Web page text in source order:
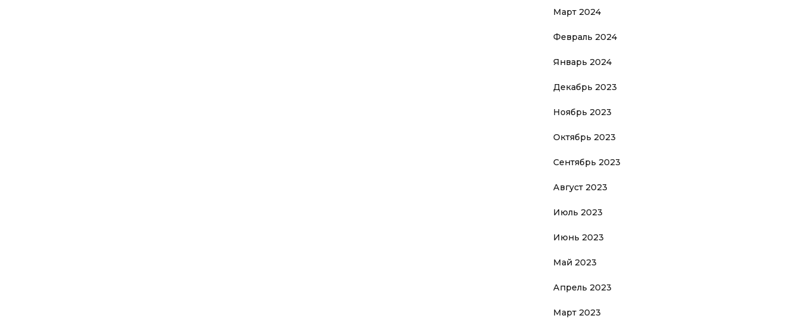
Март 2024
Февраль 2024
Январь 2024
Декабрь 2023
Ноябрь 2023
Октябрь 2023
Сентябрь 2023
Август 2023
Июль 2023
Июнь 2023
Май 2023
Апрель 2023
Март 2023